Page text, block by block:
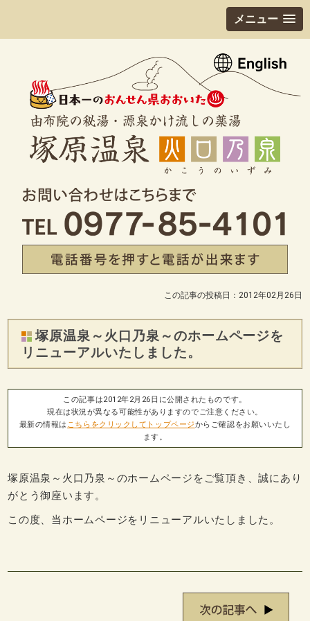
メニュー
この記事の投稿日：2012年02月26日
塚原温泉～火口乃泉～のホームページを
リニューアルいたしました。
この記事は2012年2月26日に公開されたものです。
現在は状況が異なる可能性がありますのでご注意ください。
最新の情報は こちらをクリックしてトップページからご確認をお願いいたし
ます。
塚原温泉～火口乃泉～のホームページをご覧頂き、誠にあり
がとう御座います。
この度、当ホームページをリニューアルいたしました。